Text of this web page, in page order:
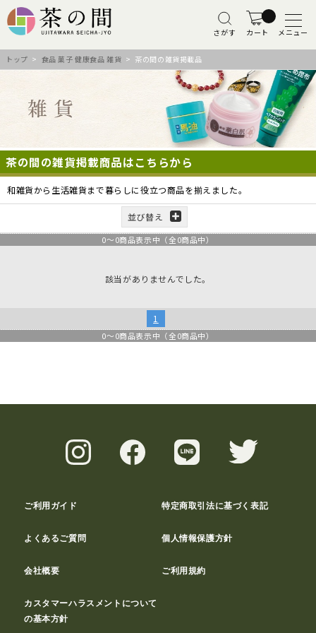
さがす カート メニュー
トップ > 食品 菓子 健康食品 雑貨 > 茶の間の雑貨掲載品
茶の間の雑貨掲載商品はこちらから
和雑貨から生活雑貨まで暮らしに役立つ商品を揃えました。
並び替え
0～0商品表示中（全0商品中）
該当がありませんでした。
1
0～0商品表示中（全0商品中）
ご利用ガイド 特定商取引法に基づく表記
よくあるご質問 個人情報保護方針
会社概要 ご利用規約
カスタマーハラスメントについて
の基本方針